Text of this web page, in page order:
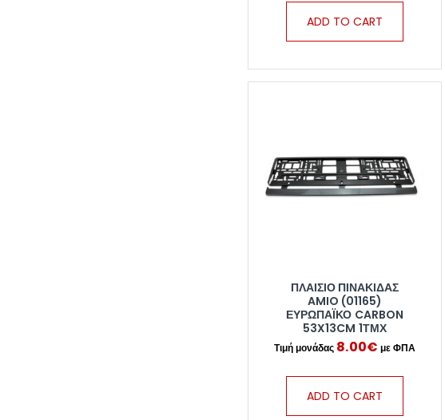
ADD TO CART
ΠΛΑΊΣΙΟ ΠΙΝΑΚΊΔΑΣ
AMIO (01165)
ΕΥΡΩΠΑΪΚΌ CARBON
53X13CM 1ΤΜΧ
8.00€
ADD TO CART